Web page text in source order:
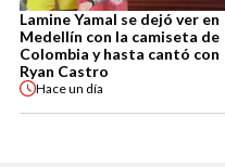
Lamine Yamal se dejó ver en
Medellín con la camiseta de
Colombia y hasta cantó con
Ryan Castro
Haceun día